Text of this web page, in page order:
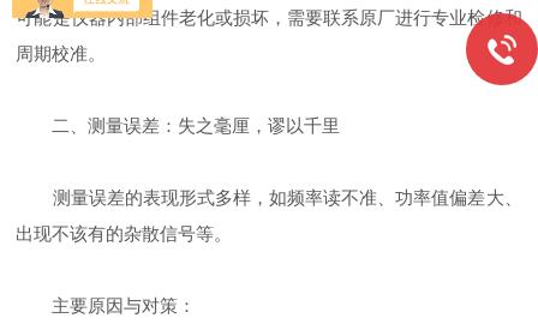
可能是仪器内部组件老化或损坏，需要联系原厂进行专业检修和
周期校准。
二、测量误差：失之毫厘，谬以千里
测量误差的表现形式多样，如频率读不准、功率值偏差大、
出现不该有的杂散信号等。
主要原因与对策：